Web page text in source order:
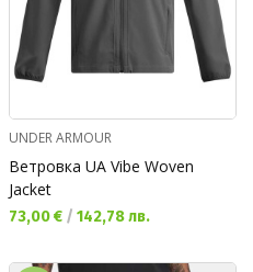
UNDER ARMOUR
Ветровка UA Vibe Woven
Jacket
Текуща цена:
73,00 € / 142,78 лв.